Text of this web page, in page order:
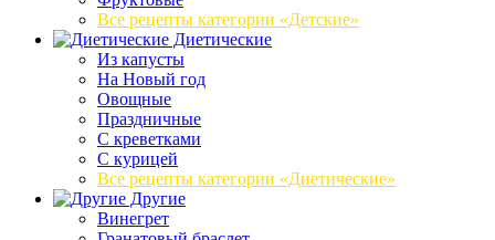
Все рецепты категории «Детские»
Диетические
Из капусты
На Новый год
Овощные
Праздничные
С креветками
С курицей
Все рецепты категории «Диетические»
Другие
Винегрет